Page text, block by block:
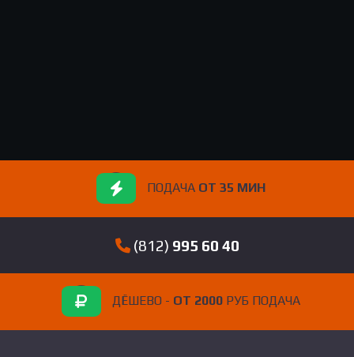
ПОДАЧА ОТ 35 МИН
(812) 995 60 40
ДЁШЕВО - ОТ 2000РУБ ПОДАЧА